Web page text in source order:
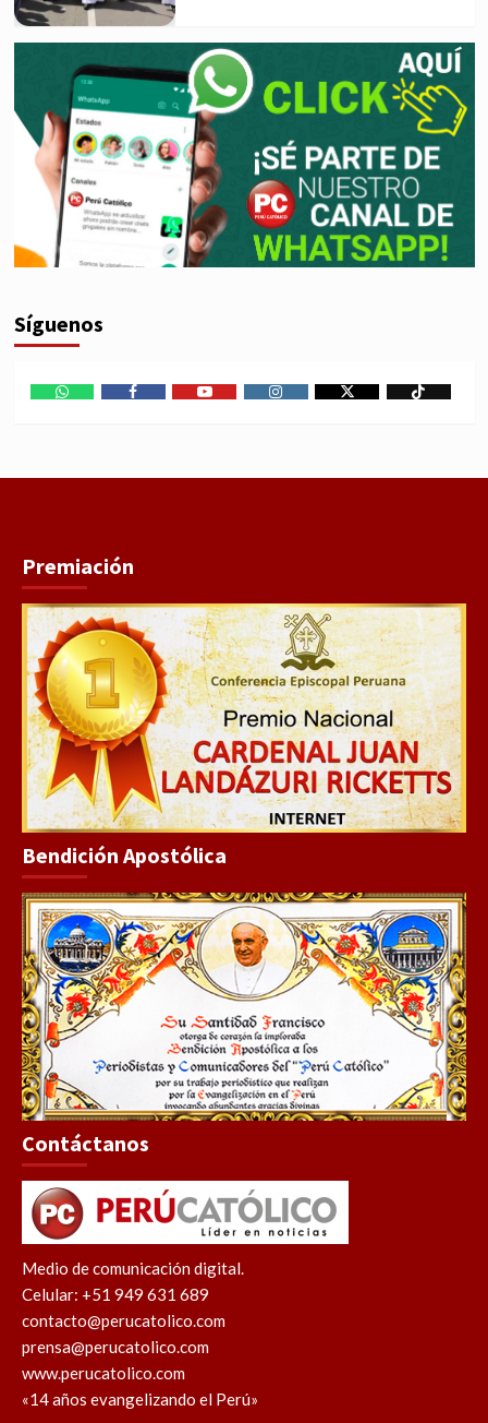
Síguenos
Premiación
Bendición Apostólica
Contáctanos
Medio de comunicación digital.
Celular: +51 949 631 689
contacto@perucatolico.com
prensa@perucatolico.com
www.perucatolico.com
«14 años evangelizando el Perú»